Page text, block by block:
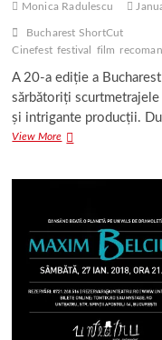
Monica Radulescu
Bucharest ShortCut
Cinefest festival film
A 20-a ediție a
sărbătoriți
și intrigante producții.
View MoreBucharest